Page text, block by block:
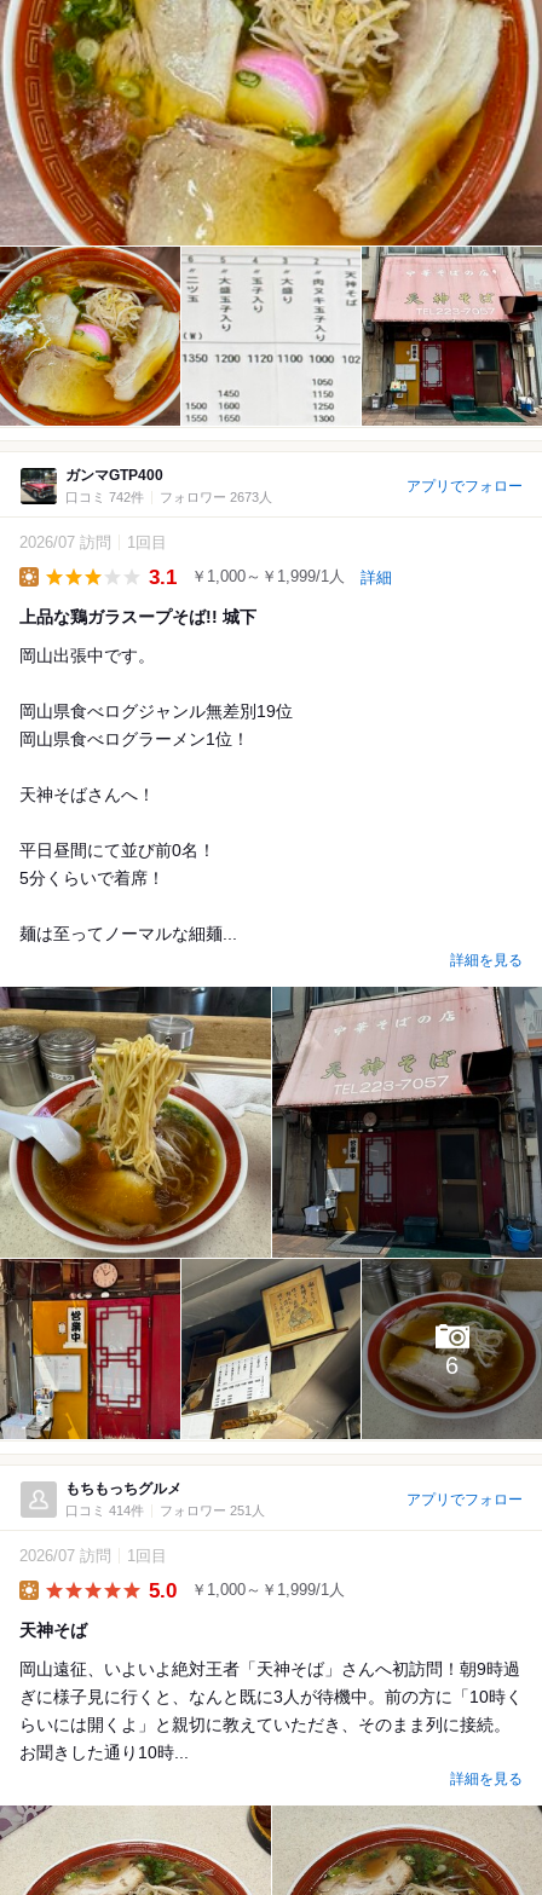
ガンマGTP400
口コミ 742件 フォロワー 2673人
アプリでフォロー
2026/07 訪問 1回目
3.1 ￥1,000～￥1,999/1人 詳細
上品な鶏ガラスープそば!! 城下
岡山出張中です。
岡山県食べログジャンル無差別19位
岡山県食べログラーメン1位！
天神そばさんへ！
平日昼間にて並び前0名！
5分くらいで着席！
麺は至ってノーマルな細麺...
詳細を見る
6
もちもっちグルメ
口コミ 414件 フォロワー 251人
アプリでフォロー
2026/07 訪問 1回目
5.0 ￥1,000～￥1,999/1人
天神そば
岡山遠征、いよいよ絶対王者「天神そば」さんへ初訪問！朝9時過
ぎに様子見に行くと、なんと既に3人が待機中。前の方に「10時く
らいには開くよ」と親切に教えていただき、そのまま列に接続。
お聞きした通り10時...
詳細を見る